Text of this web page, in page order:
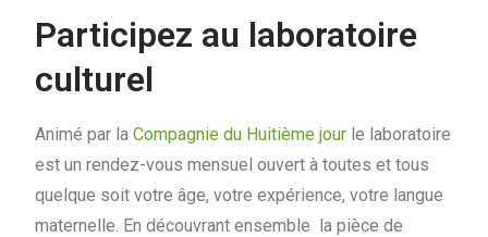
Participez au laboratoire
culturel
Animé par laCompagnie du Huitième jour le laboratoire
est un rendez-vous mensuel ouvert à toutes et tous
quelque soit votre âge, votre expérience, votre langue
maternelle. En découvrant ensemble la pièce de